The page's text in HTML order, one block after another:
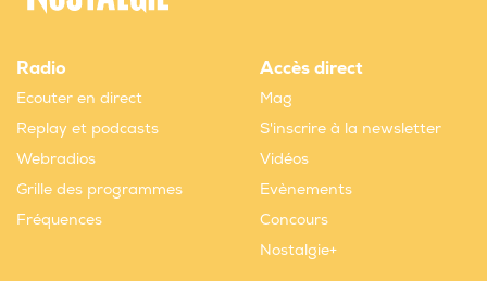
Radio
Ecouter en direct
Replay et podcasts
Webradios
Grille des programmes
Fréquences
Accès direct
Mag
S'inscrire à la newsletter
Vidéos
Evènements
Concours
Nostalgie+